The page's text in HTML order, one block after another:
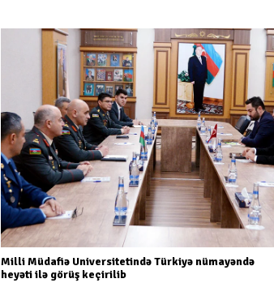
Milli Müdafiə Universitetində Türkiyə nümayəndə
heyəti ilə görüş keçirilib